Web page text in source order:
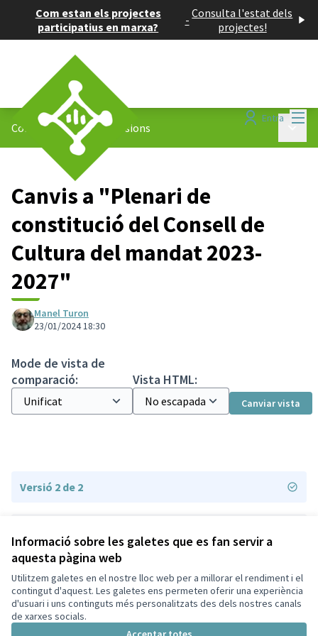
Informació sobre les galetes que es fan servir a
aquesta pàgina web
Utilitzem galetes en el nostre lloc web per a millorar el rendiment i el
contingut d'aquest. Les galetes ens permeten oferir una experiència
d'usuari i uns continguts més personalitzats des dels nostres canals
de xarxes socials.
Com estan els projectes
participatius en marxa?
- Consulta l'estat dels
projectes!
Entra
Consell de Cultura /Sessions
Canvis a "Plenari de
constitució del Consell de
Cultura del mandat 2023-
2027"
Manel Turon
23/01/2024 18:30
Mode de vista de
comparació:
Vista HTML:
Canviar vista
Versió 2 de 2
Termes i condicions d'ús
Configuració de les galetes
Decidim Sant Cugat a X
(Enllaç extern)
Decidim Sant Cugat a Facebook
Decidim Sant Cugat a Instagram
Decidim Sant Cugat a GitHub
(Enllaç extern)